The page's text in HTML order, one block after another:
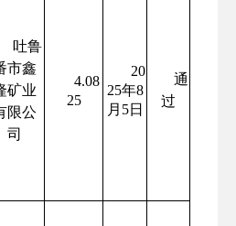
吐鲁
市鑫
矿业
限公
司
4.08
25
20
25年8
月5日
通
过